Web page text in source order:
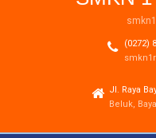
(0272)
Jl. Raya
Beluk,